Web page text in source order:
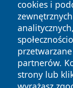
cookies i
partnerów.
strony lub
Copyright © 2026
zastrzeżone.
News Autorzy